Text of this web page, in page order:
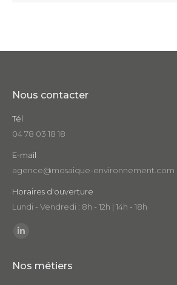
Nous contacter
Tél
04 78 03 18 18
E-mail
agence@mosaique-environnement.com
Horaires d'ouverture
Lundi - Vendredi : 8h - 12h | 14h - 18h
Trouvez nous sur :
opens
Nos métiers